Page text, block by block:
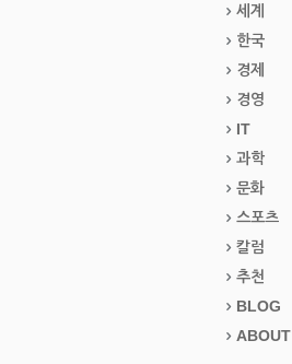
세계
한국
경제
경영
IT
과학
문화
스포츠
칼럼
추천
BLOG
ABOUT